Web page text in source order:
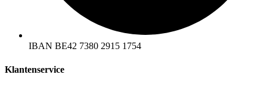
IBAN BE42 7380 2915 1754
Klantenservice